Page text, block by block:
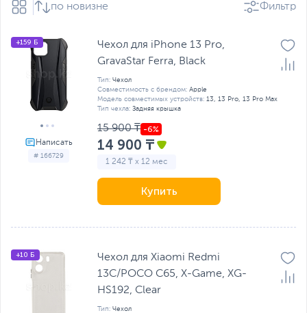
по новизне Фильтр
# 166729
+159 Б
Чехол для iPhone 13 Pro,
GravaStar Ferra, Black
Тип: Чехол
Совместимость с брендом: Apple
Модель совместимых устройств: 13, 13 Pro, 13 Pro Max
Тип чехла: Задняя крышка
15 900 ₸
14 900 ₸
1 242 ₸ x 12 мес
Купить
+10 Б
Чехол для Xiaomi Redmi
13C/POCO C65, X-Game, XG-
HS192, Clear
Тип: Чехол